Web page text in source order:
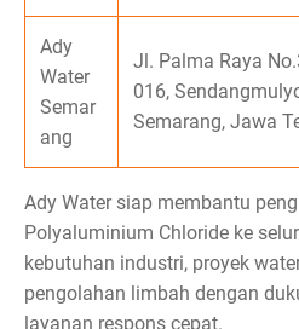
Ady
Water
Semar
ang
Jl. Palma Raya
016,
Semarang, Jawa
Ady Water siap membantu
Polyaluminium Chloride ke
kebutuhan industri, proyek
pengolahan limbah dengan
layanan respons cepat.